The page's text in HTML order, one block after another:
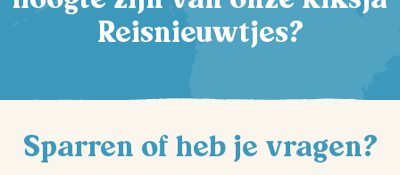
Reisnieuwtjes?
Sparren of heb je vragen?